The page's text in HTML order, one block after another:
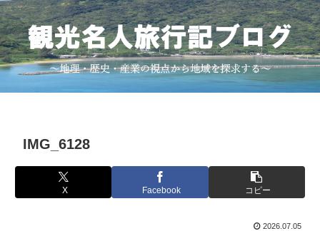
IMG_6128
X Facebook コピー
2026.07.05